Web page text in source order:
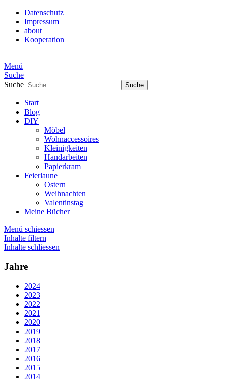
Datenschutz
Impressum
about
Kooperation
Menü
Suche
Suche
Start
Blog
DIY
Möbel
Wohnaccessoires
Kleinigkeiten
Handarbeiten
Papierkram
Feierlaune
Ostern
Weihnachten
Valentinstag
Meine Bücher
Menü schiessen
Inhalte filtern
Inhalte schliessen
Jahre
2024
2023
2022
2021
2020
2019
2018
2017
2016
2015
2014